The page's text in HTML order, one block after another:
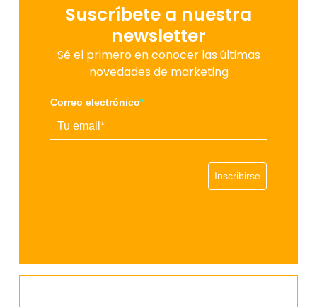
Suscríbete a nuestra
newsletter
Sé el primero en conocer las últimas
novedades de marketing
Correo electrónico*
Inscribirse